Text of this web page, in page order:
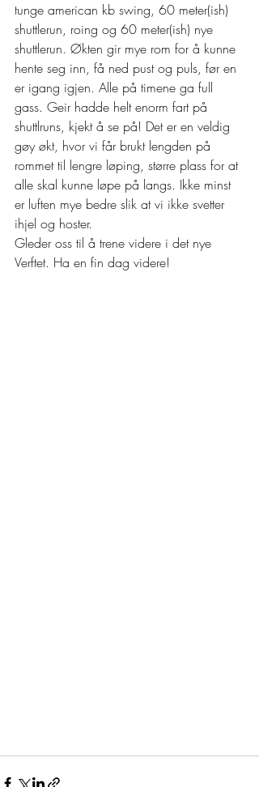
tunge american kb swing, 60 meter(ish)
shuttlerun, roing og 60 meter(ish) nye
shuttlerun. Økten gir mye rom for å kunne
hente seg inn, få ned pust og puls, før en
er igang igjen. Alle på timene ga full
gass. Geir hadde helt enorm fart på
shuttlruns, kjekt å se på! Det er en veldig
gøy økt, hvor vi får brukt lengden på
rommet til lengre løping, større plass for at
alle skal kunne løpe på langs. Ikke minst
er luften mye bedre slik at vi ikke svetter
ihjel og hoster.
Gleder oss til å trene videre i det nye
Verftet. Ha en fin dag videre!